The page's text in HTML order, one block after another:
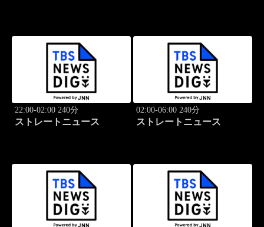
22:00-02:00 240分
ストレートニュース
02:00-06:00 240分
ストレートニュース